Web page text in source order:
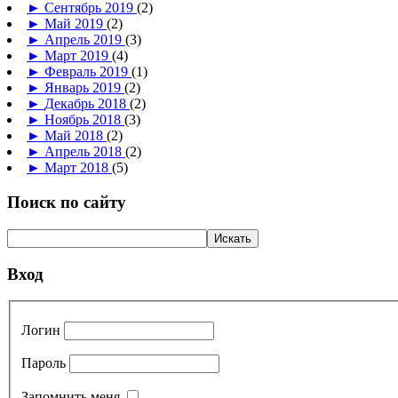
► Сентябрь 2019 (2)
► Май 2019 (2)
► Апрель 2019 (3)
► Март 2019 (4)
► Февраль 2019 (1)
► Январь 2019 (2)
► Декабрь 2018 (2)
► Ноябрь 2018 (3)
► Май 2018 (2)
► Апрель 2018 (2)
► Март 2018 (5)
Поиск по сайту
Вход
Логин
Пароль